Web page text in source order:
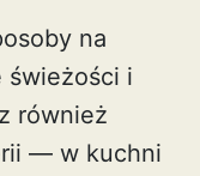
na
świeżości i
również
— w kuchni